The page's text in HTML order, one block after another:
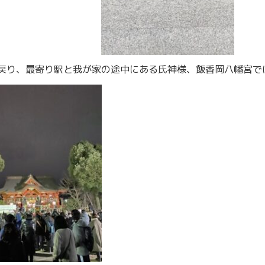
り、最寄り駅と我が家の途中にある氏神様、飯香岡八幡宮で